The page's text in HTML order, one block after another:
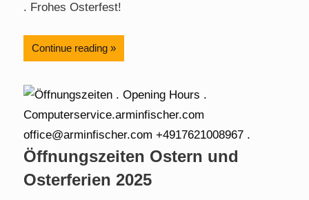
. Frohes Osterfest!
Continue reading
Öffnungszeiten Ostern und
Osterferien 2025